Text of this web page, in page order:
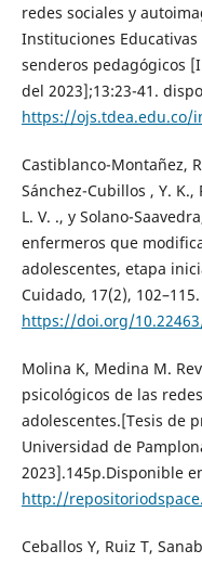
redes sociales y
Instituciones
senderos pedagógicos
del 2023];13:23-41.
https://ojs.tdea.edu.co/
Castiblanco-Montañez,
Sánchez-Cubillos , Y. K.,
L. V. ., y Solano-
enfermeros que
adolescentes, etapa
Cuidado, 17(2), 102–115.
https://doi.org/
Molina K, Medina M.
psicológicos de las
adolescentes.[Tesis de
Universidad de
2023].145p.Disponible
http://
Ceballos Y, Ruiz T,